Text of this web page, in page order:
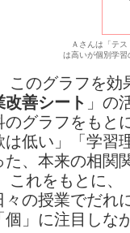
Ａさんは「テス
は高いが個別学
のグラフを効
改善シート 」の
のグラフをもと
は低い」「学習
た、本来の相関
れをもとに、
々の授業でだれ
個」に注目しな